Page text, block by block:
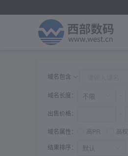
域名包含
域名长度： -
出售价格： -
域名属性： 高PR 高
结果排序：